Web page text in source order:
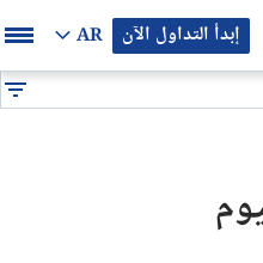
إبدأ التداول الآن AR